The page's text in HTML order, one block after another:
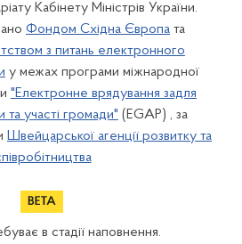
Кабінету Міністрів України.
Фондом Східна Європа та
з питань електронного
у межах програми міжнародної
"Електронне врядування задля
та участі громади" (EGAP) , за
Швейцарської агенції розвитку та
в стадії наповнення.